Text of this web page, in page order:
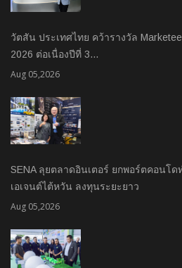
วัตสัน ประเทศไทย คว้ารางวัล
2026 ต่อเนื่องปีที่ 3…
Aug 05,2026
SENA ลุยตลาดอินเตอร์ ยกพอร์ตคอนโด
เอเจนต์ไต้หวัน ลงทุนระยะยาว
Aug 05,2026